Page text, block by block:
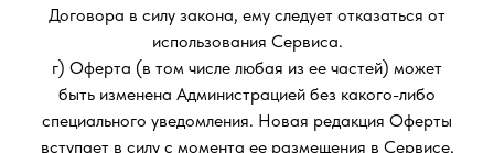
Договора в силу закона, ему следует отказаться от
использования Сервиса.
г) Оферта (в том числе любая из ее частей) может
быть изменена Администрацией без какого-либо
специального уведомления. Новая редакция Оферты
вступает в силу с момента ее размещения в Сервисе,